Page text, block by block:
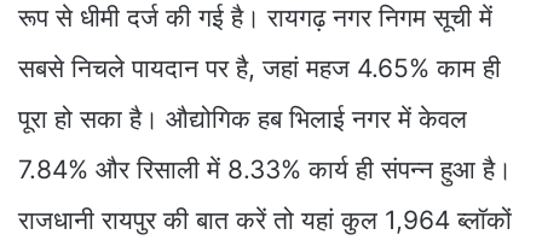
रूप से धीमी दर्ज की गई है। ​रायगढ़ नगर निगम सूची में
सबसे निचले पायदान पर है, जहां महज 4.65% काम ही
पूरा हो सका है। औद्योगिक हब भिलाई नगर में केवल
7.84% और रिसाली में 8.33% कार्य ही संपन्न हुआ है।
राजधानी रायपुर की बात करें तो यहां कुल 1,964 ब्लॉकों